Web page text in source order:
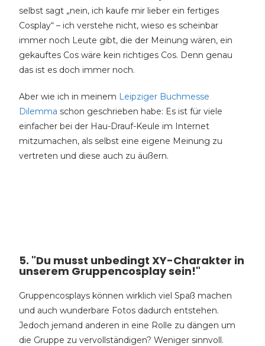
selbst sagt „nein, ich kaufe mir lieber ein fertiges
Cosplay“ – ich verstehe nicht, wieso es scheinbar
immer noch Leute gibt, die der Meinung wären, ein
gekauftes Cos wäre kein richtiges Cos. Denn genau
das ist es doch immer noch.
Aber wie ich in meinem Leipziger Buchmesse
Dilemma schon geschrieben habe: Es ist für viele
einfacher bei der Hau-Drauf-Keule im Internet
mitzumachen, als selbst eine eigene Meinung zu
vertreten und diese auch zu äußern.
5. "Du musst unbedingt XY-Charakter in
unserem Gruppencosplay sein!"
Gruppencosplays können wirklich viel Spaß machen
und auch wunderbare Fotos dadurch entstehen.
Jedoch jemand anderen in eine Rolle zu dängen um
die Gruppe zu vervollständigen? Weniger sinnvoll.